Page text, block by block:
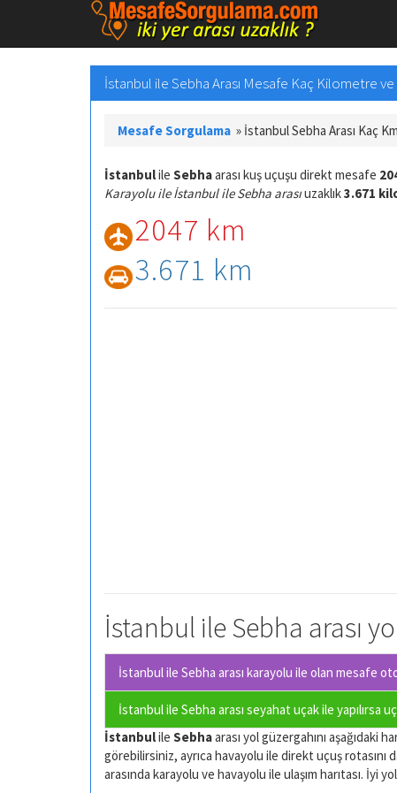
İstanbul ile Sebha Arası Mesafe Kaç Kilometre ve
Mesafe Sorgulama » İstanbul Sebha Arası Kaç Km
İstanbulile Sebhaarası kuş uçuşu direkt mesafe
Karayolu ile İstanbul ile Sebha arasıuzaklık3.671
2047 km
3.671 km
İstanbul ile Sebha arası
İstanbul ile Sebha arası karayolu ile olan mesafe
İstanbul ile Sebha arası seyahat uçak ile yapılırsa
İstanbulile Sebhaarası yol güzergahını aşağıdaki
görebilirsiniz, ayrıca havayolu ile direkt uçuş rotasını
arasında karayolu ve havayolu ile ulaşım harıtası. İyi